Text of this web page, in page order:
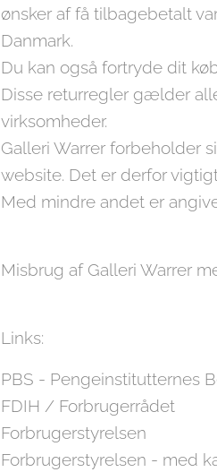
ønsker af få tilbagebetalt
Danmark.
Du kan også fortryde dit
Disse returregler gælder
virksomheder.
Galleri Warrer forbeholder
website. Det er derfor
Med mindre andet er
Misbrug af Galleri Warrer
Links:
PBS - Pengeinstitutternes
FDIH / Forbrugerrådet
Forbrugerstyrelsen
Forbrugerstyrelsen - med